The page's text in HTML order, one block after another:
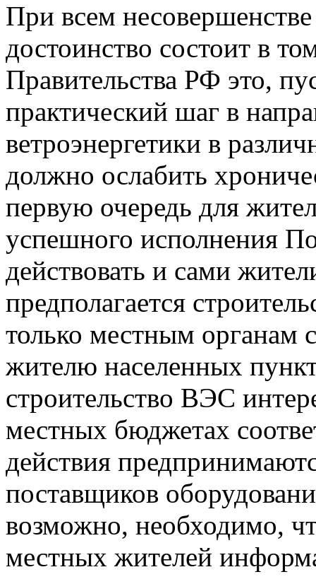
При всем
достоинство состоит в
Правительства РФ это,
практический шаг в
ветроэнергетики в
должно ослабить
первую очередь для
успешного исполнения
действовать и сами
предполагается
только местным органам
жителю населенных
строительство ВЭС
местных бюджетах
действия
поставщиков
возможно, необходимо,
местных жителей